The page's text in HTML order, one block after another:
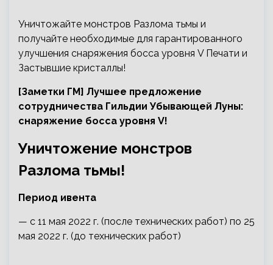
Уничтожайте монстров Разлома тьмы и
получайте необходимые для гарантированного
улучшения снаряжения босса уровня V Печати и
Застывшие кристаллы!
[Заметки ГМ] Лучшее предложение
сотрудничества Гильдии Убывающей Луны:
снаряжение босса уровня V!
Уничтожение монстров
Разлома тьмы!
Период ивента
— с 11 мая 2022 г. (после технических работ) по 25
мая 2022 г. (до технических работ)